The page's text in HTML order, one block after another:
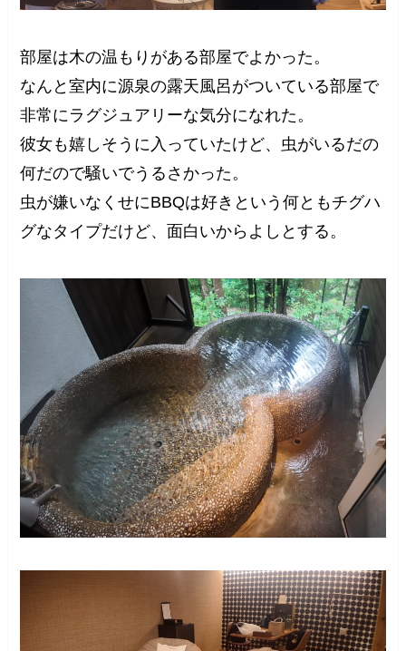
部屋は木の温もりがある部屋でよかった。
なんと室内に源泉の露天風呂がついている部屋で
非常にラグジュアリーな気分になれた。
彼女も嬉しそうに入っていたけど、虫がいるだの
何だので騒いでうるさかった。
虫が嫌いなくせにBBQは好きという何ともチグハ
グなタイプだけど、面白いからよしとする。